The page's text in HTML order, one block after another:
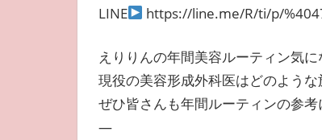
LINE
https://line.me/R/ti/p/
えりりんの年間美容ルーティン気に
現役の美容形成外科医はどのよう
ぜひ皆さんも年間ルーティンの参考
—